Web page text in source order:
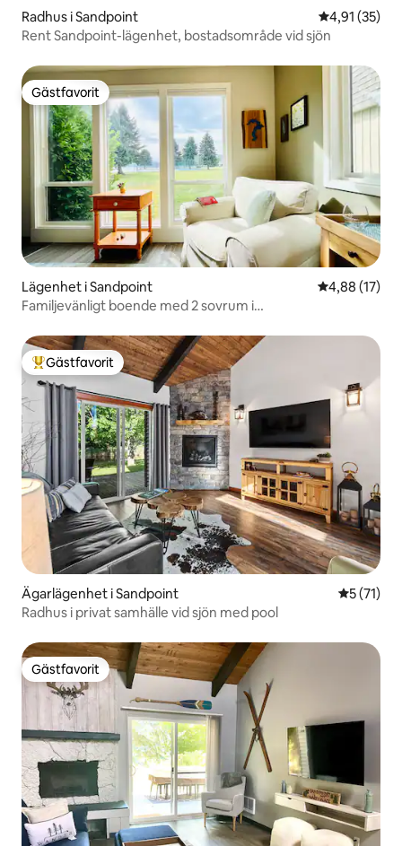
Radhus i Sandpoint 4,91 av 5 i
4,91 (35)
Rent Sandpoint-lägenhet, bostadsområde vid sjön
Gästfavorit
Gästfavorit
Lägenhet i Sandpoint 4,88 av 5 i
4,88 (17)
Familjevänligt boende med 2 sovrum i
Populär gästfavorit
Gästfavorit
Ägarlägenhet i Sandpoint 5 av 5 i
5 (71)
Radhus i privat samhälle vid sjön med pool
Gästfavorit
Gästfavorit